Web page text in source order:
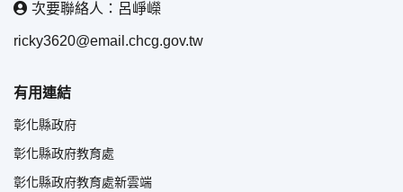
次要聯絡人：呂崢嶸
ricky3620@email.chcg.gov.tw
有用連結
彰化縣政府
彰化縣政府教育處
彰化縣政府教育處新雲端